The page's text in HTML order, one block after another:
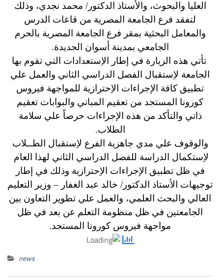
العليا والبحوث، والأستاذ الدكتور/ محمد نجدي، وذلك
لتفقد فرع الجامعة المصرية من قاعات الدرس
والمعامل البحثية بمقر فرع الجامعة المصرية بالحرم
الجامعي بمدينة أسوان الجديدة.
تأتي هذه الزيارة في إطار الاِستعدادات التي تقوم بها
الجامعة لاِستقبال الفصل الدراسي الثاني والعمل علي
تطبيق كافة الإجراءات الاِحترازية للمواجهة فيروس
كورونا المستجد من تعقيم المباني والبوابات تعقيم
ذاتي والتأكد من هذه الإجراءات حرصاً علي سلامة
الطلاب.
والوقوف علي مدي جاهزية الفرع لاِستقبال الطــلاب
لاِستكمال الدراسة للفصل الدراسي الثاني لهذا العام
في ظل تطبيق الإجراءات الاِحترازية وذلك في إطار
توجيهات الأستاذ الدكتور/ خالد عبد الغفار – وزير التعليم
العالي والبحث العلمي، والعمل علي تطوير التعاون بين
الجامعتين في ظل منظومة التعلم عن بعد في ظل
مواجهة فيروس كورونا المستجد.
news